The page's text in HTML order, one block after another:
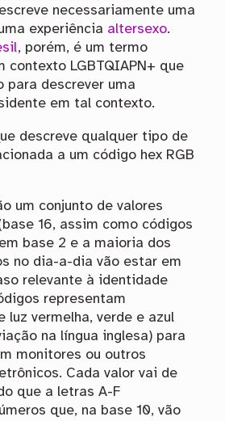
necessariamente uma
experiência altersexo.
, porém, é um termo
contexto LGBTQIAPN+ que
para descrever uma
em tal contexto.
descreve qualquer tipo de
a um código hex RGB
um conjunto de valores
16, assim como códigos
base 2 e a maioria dos
no dia-a-dia vão estar em
relevante à identidade
representam
luz vermelha, verde e azul
na língua inglesa) para
monitores ou outros
Cada valor vai de
que a letras A-F
que, na base 10, vão